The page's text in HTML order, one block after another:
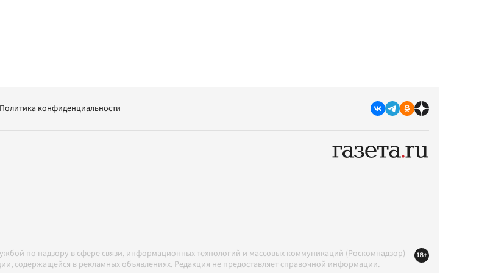
Политика конфиденциальности
по надзору в сфере связи, информационных технологий и массовых коммуникаций (Роскомнадзор)
содержащейся в рекламных объявлениях. Редакция не предоставляет справочной информации.
18+